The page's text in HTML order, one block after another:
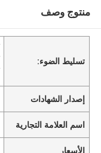
منتوج وصف
تسليط الضوء:
إصدار الشهادات
اسم العلامة التجارية
الأسعار